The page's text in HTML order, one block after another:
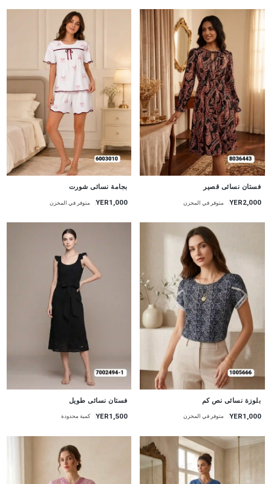
فستان نسائى قصير
YER2,000 متوفر في المخزن
بجامة نسائى شورت
YER1,000 متوفر في المخزن
بلوزة نسائى نص كم
YER1,000 متوفر في المخزن
فستان نسائى طويل
YER1,500 كمية محدودة